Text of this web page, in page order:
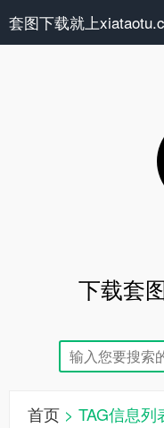
套图下载就上
下载套
首页 > TAG信息列